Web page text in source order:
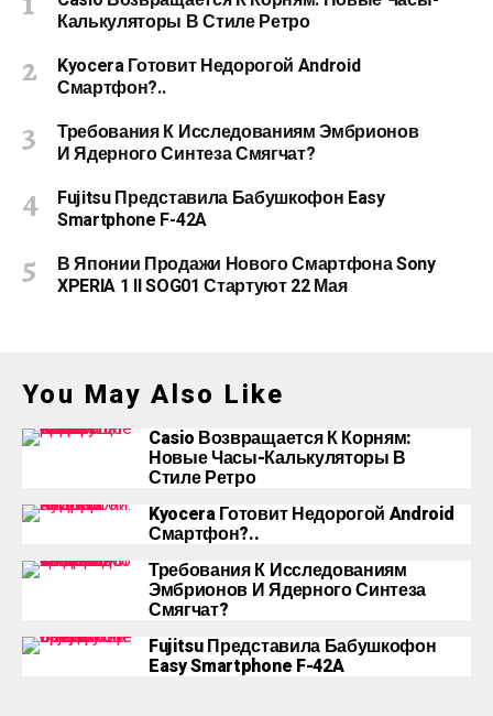
Калькуляторы В Стиле Ретро
Kyocera Готовит Недорогой Android
Смартфон?..
Требования К Исследованиям Эмбрионов
И Ядерного Синтеза Смягчат?
Fujitsu Представила Бабушкофон Easy
Smartphone F-42A
В Японии Продажи Нового Смартфона Sony
XPERIA 1 II SOG01 Стартуют 22 Мая
You May Also Like
Casio Возвращается К Корням:
Новые Часы-Калькуляторы В
Стиле Ретро
Kyocera Готовит Недорогой Android
Смартфон?..
Требования К Исследованиям
Эмбрионов И Ядерного Синтеза
Смягчат?
Fujitsu Представила Бабушкофон
Easy Smartphone F-42A